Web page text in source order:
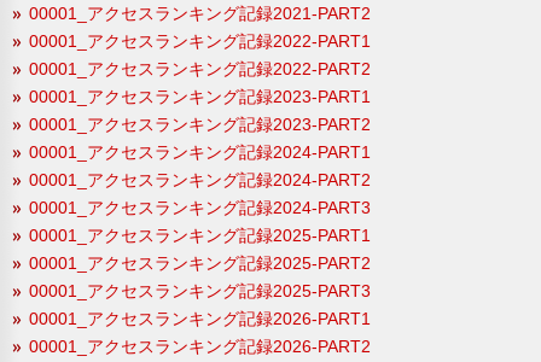
00001_アクセスランキング記録2021-PART2
00001_アクセスランキング記録2022-PART1
00001_アクセスランキング記録2022-PART2
00001_アクセスランキング記録2023-PART1
00001_アクセスランキング記録2023-PART2
00001_アクセスランキング記録2024-PART1
00001_アクセスランキング記録2024-PART2
00001_アクセスランキング記録2024-PART3
00001_アクセスランキング記録2025-PART1
00001_アクセスランキング記録2025-PART2
00001_アクセスランキング記録2025-PART3
00001_アクセスランキング記録2026-PART1
00001_アクセスランキング記録2026-PART2